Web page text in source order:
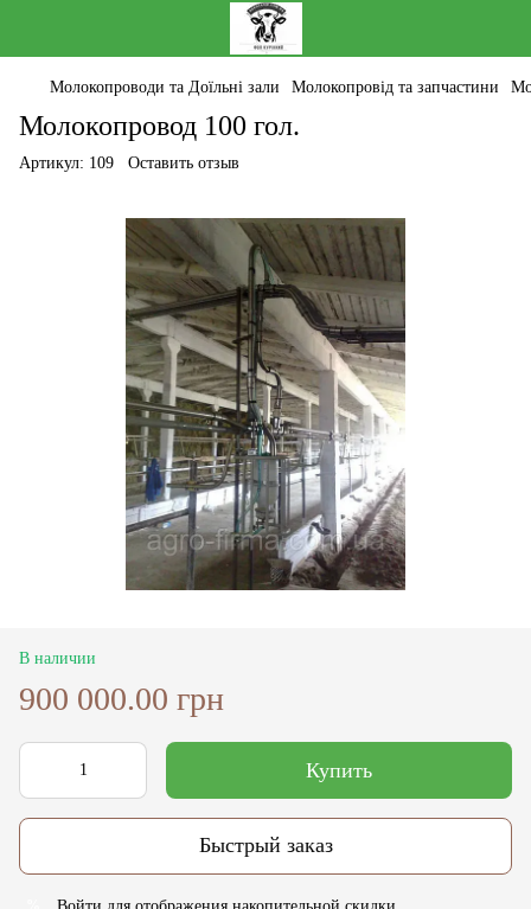
Молокопроводи та Доїльні зали Молокопровід та запчастини
Молокопровод 100 гол.
Артикул: 109 Оставить отзыв
В наличии
900 000.00 грн
Купить
Быстрый заказ